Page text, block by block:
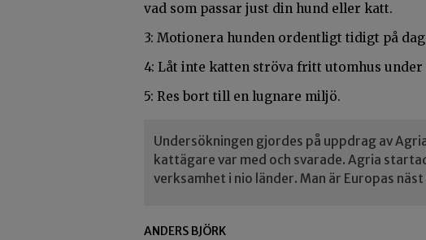
vad som passar just din hund eller katt.
3: Motionera hunden ordentligt tidigt på
4: Låt inte katten ströva fritt utomhus under
5: Res bort till en lugnare miljö.
Undersökningen gjordes på uppdrag av
kattägare var med och svarade. Agria
verksamhet i nio länder. Man är Europas
ANDERS BJÖRK